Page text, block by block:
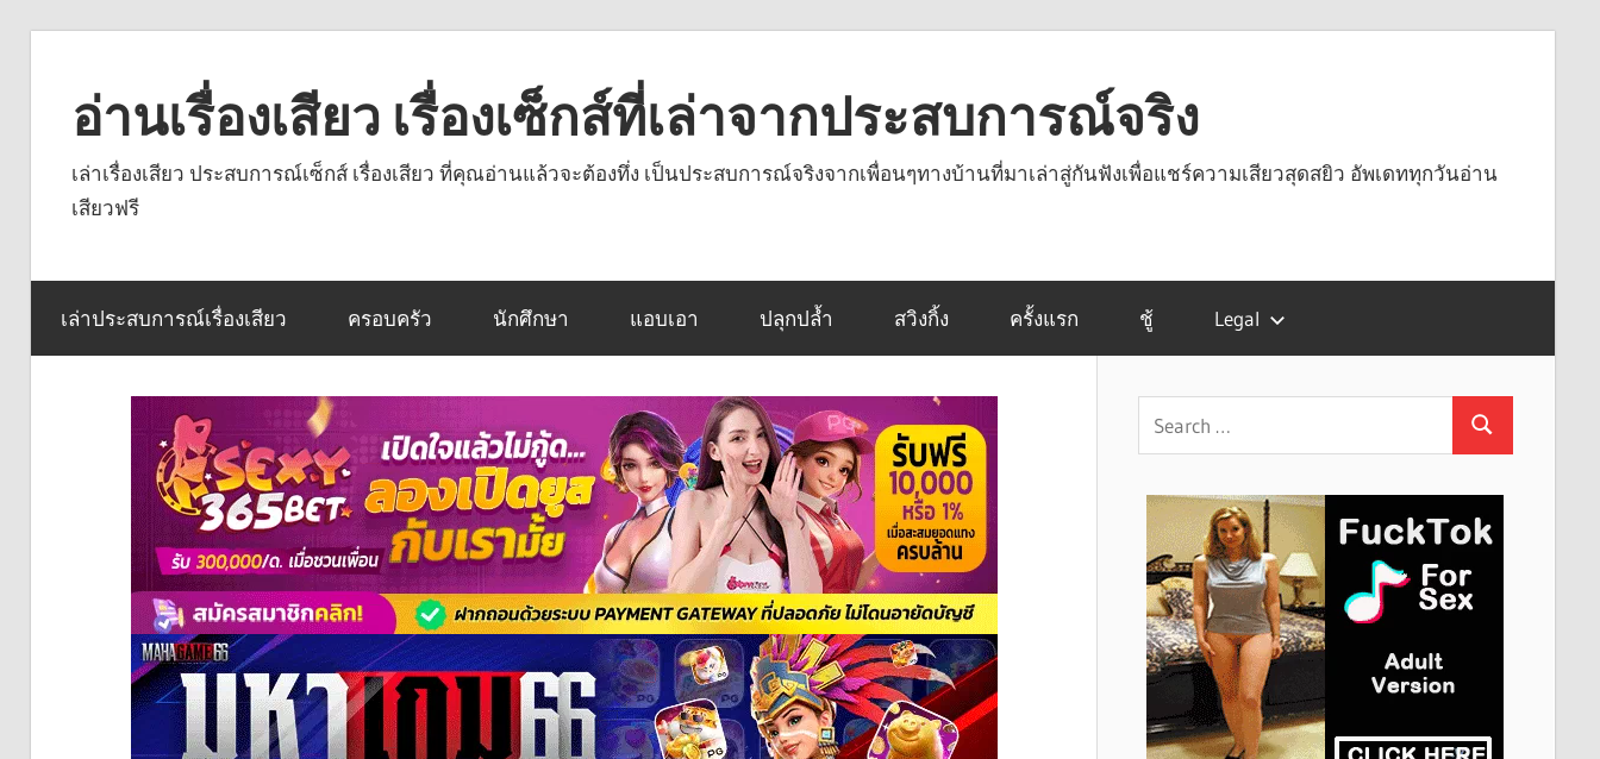
contentอ่านเรื่องเสียว เรื่องเซ็กส์ที่เล่าจากประสบการณ์จริง
เล่าเรื่องเสียว ประสบการณ์เซ็กส์ เรื่องเสียว ที่คุณอ่านแล้วจะต้องทึ่ง เป็นประสบการณ์จริงจากเพื่อนๆทางบ้านที่มาเล่าสู่กันฟังเพื่อแชร์ความเสียวสุดสยิว อัพเดททุกวันอ่าน
เสียวฟรี
เล่าประสบการณ์เรื่องเสียว ครอบครัว นักศึกษา แอบเอา ปลุกปล้ำ สวิงกิ้ง ครั้งแรก ชู้ Legal